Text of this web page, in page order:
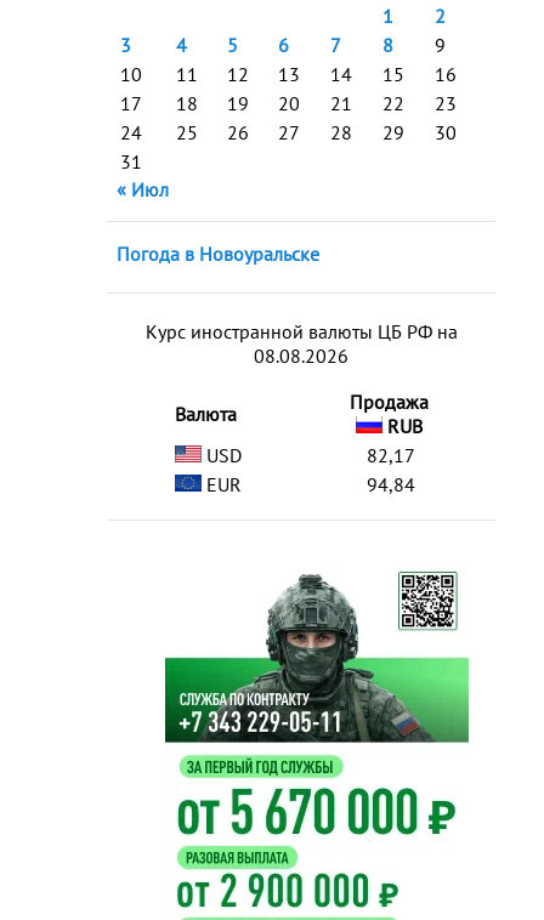
1
2
3
4 5 6 7 8
9
10
11 12 13 14 15
16
17
18 19 20 21 22
23
24
25 26 27 28 29
30
31
« Июл
Погода в Новоуральске
Курс иностранной валюты ЦБ РФ на
08.08.2026
Валюта
Продажа
RUB
USD
82,17
EUR
94,84